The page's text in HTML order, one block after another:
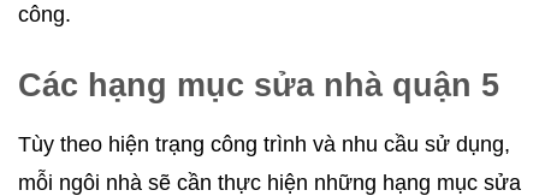
công.
Các hạng mục sửa nhà quận 5
Tùy theo hiện trạng công trình và nhu cầu sử dụng,
mỗi ngôi nhà sẽ cần thực hiện những hạng mục sửa